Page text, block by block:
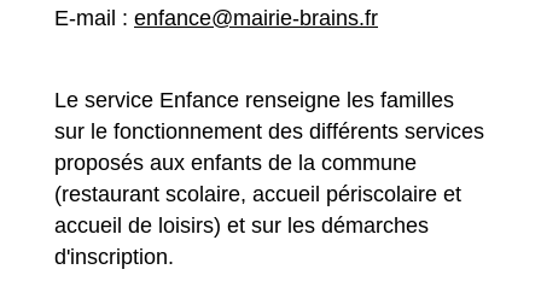
E-mail : enfance@mairie-brains.fr
Le service Enfance renseigne les familles
sur le fonctionnement des différents services
proposés aux enfants de la commune
(restaurant scolaire, accueil périscolaire et
accueil de loisirs) et sur les démarches
d'inscription.